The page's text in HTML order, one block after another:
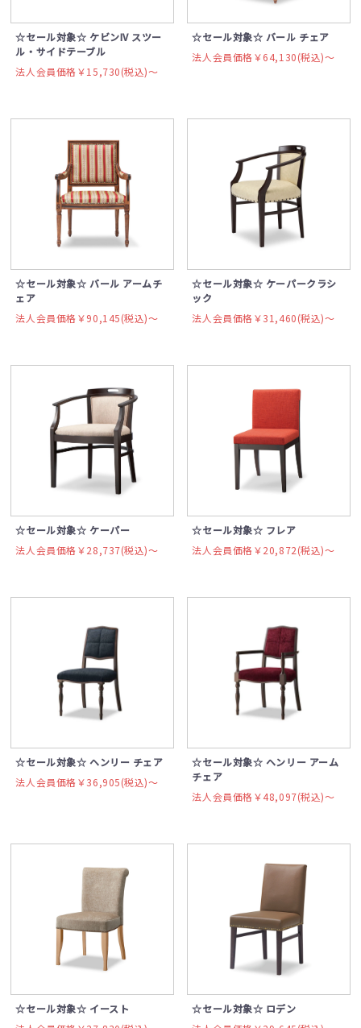
☆セール対象☆ ケビンIV スツー
ル・サイドテーブル
法人会員価格￥15,730(税込)〜
☆セール対象☆ バール チェア
法人会員価格￥64,130(税込)〜
☆セール対象☆ バール アームチ
ェア
法人会員価格￥90,145(税込)〜
☆セール対象☆ ケーパークラシ
ック
法人会員価格￥31,460(税込)〜
☆セール対象☆ ケーパー
法人会員価格￥28,737(税込)〜
☆セール対象☆ フレア
法人会員価格￥20,872(税込)〜
☆セール対象☆ ヘンリー チェア
法人会員価格￥36,905(税込)〜
☆セール対象☆ ヘンリー アーム
チェア
法人会員価格￥48,097(税込)〜
☆セール対象☆ イースト
☆セール対象☆ ロデン